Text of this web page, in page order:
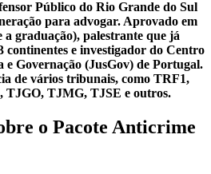
Público do Rio Grande do Sul
para advogar. Aprovado em
a graduação), palestrante que já
continentes e investigador do Centro
e Governação (JusGov) de Portugal.
de vários tribunais, como TRF1,
TJGO, TJMG, TJSE e outros.
o Pacote Anticrime